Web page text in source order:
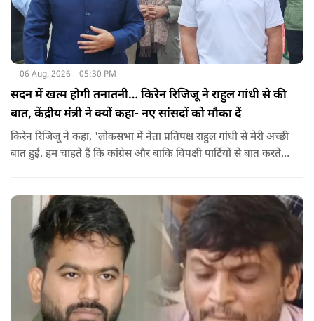
06 Aug, 2026 05:30 PM
सदन में खत्म होगी तनातनी… किरेन रिजिजू ने राहुल गांधी से की
बात, केंद्रीय मंत्री ने क्यों कहा- नए सांसदों को मौका दें
किरेन रिजिजू ने कहा, 'लोकसभा में नेता प्रतिपक्ष राहुल गांधी से मेरी अच्छी
बात हुई. हम चाहते हैं कि कांग्रेस और बाकि विपक्षी पार्टियों से बात करते